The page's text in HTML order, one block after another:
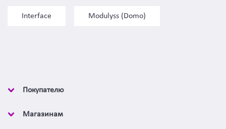
Interface Modulyss (Domo)
Покупателю
Магазинам